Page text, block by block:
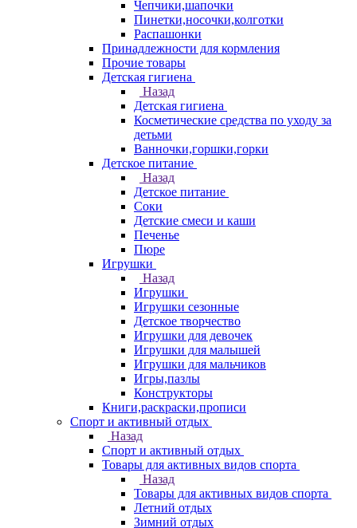
Чепчики,шапочки
Пинетки,носочки,колготки
Распашонки
Принадлежности для кормления
Прочие товары
Детская гигиена
Назад
Детская гигиена
Косметические средства по уходу за
детьми
Ванночки,горшки,горки
Детское питание
Назад
Детское питание
Соки
Детские смеси и каши
Печенье
Пюре
Игрушки
Назад
Игрушки
Игрушки сезонные
Детское творчество
Игрушки для девочек
Игрушки для малышей
Игрушки для мальчиков
Игры,пазлы
Конструкторы
Книги,раскраски,прописи
Спорт и активный отдых
Назад
Спорт и активный отдых
Товары для активных видов спорта
Назад
Товары для активных видов спорта
Летний отдых
Зимний отдых